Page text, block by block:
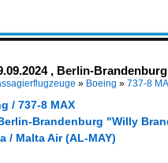
, Berlin-
» Boeing » 737-8
/ 737-8 MAX
Brandenburg "Willy
/ Malta Air (AL-MAY)